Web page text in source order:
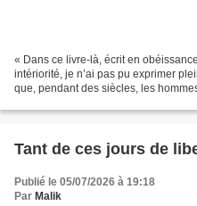
« Dans ce livre-là, écrit en
intériorité, je n’ai pas pu exprimer
que, pendant des siècles, les
Tant de ces jours de
Publié le 05/07/2026 à 19:18
Par Malik